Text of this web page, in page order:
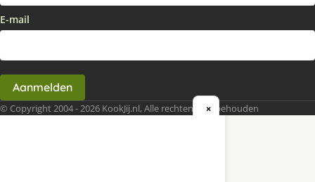
E-mail
Aanmelden
© Copyright 2004 - 2026 KookJij.nl, Alle rechten voorbehouden
×